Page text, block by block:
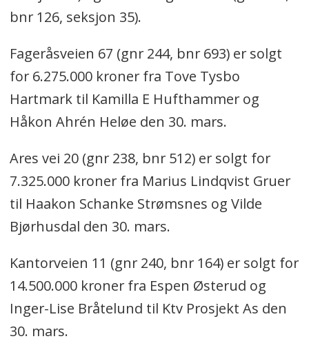
bnr 126, seksjon 35).
Fageråsveien 67 (gnr 244, bnr 693) er solgt
for 6.275.000 kroner fra Tove Tysbo
Hartmark til Kamilla E Hufthammer og
Håkon Ahrén Heløe den 30. mars.
Ares vei 20 (gnr 238, bnr 512) er solgt for
7.325.000 kroner fra Marius Lindqvist Gruer
til Haakon Schanke Strømsnes og Vilde
Bjørhusdal den 30. mars.
Kantorveien 11 (gnr 240, bnr 164) er solgt for
14.500.000 kroner fra Espen Østerud og
Inger-Lise Bråtelund til Ktv Prosjekt As den
30. mars.